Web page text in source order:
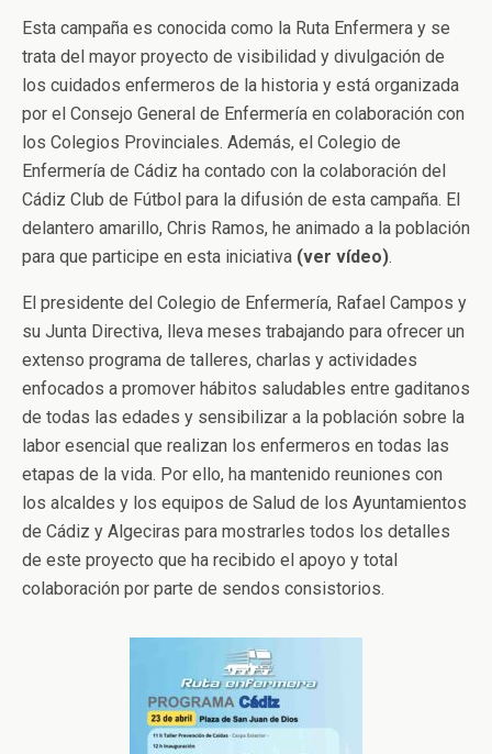
Esta campaña es conocida como la Ruta Enfermera y se
trata del mayor proyecto de visibilidad y divulgación de
los cuidados enfermeros de la historia y está organizada
por el Consejo General de Enfermería en colaboración con
los Colegios Provinciales. Además, el Colegio de
Enfermería de Cádiz ha contado con la colaboración del
Cádiz Club de Fútbol para la difusión de esta campaña. El
delantero amarillo, Chris Ramos, he animado a la población
para que participe en esta iniciativa (ver vídeo).
El presidente del Colegio de Enfermería, Rafael Campos y
su Junta Directiva, lleva meses trabajando para ofrecer un
extenso programa de talleres, charlas y actividades
enfocados a promover hábitos saludables entre gaditanos
de todas las edades y sensibilizar a la población sobre la
labor esencial que realizan los enfermeros en todas las
etapas de la vida. Por ello, ha mantenido reuniones con
los alcaldes y los equipos de Salud de los Ayuntamientos
de Cádiz y Algeciras para mostrarles todos los detalles
de este proyecto que ha recibido el apoyo y total
colaboración por parte de sendos consistorios.